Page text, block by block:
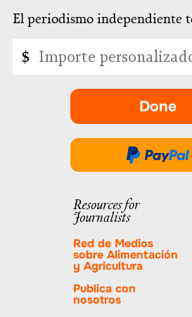
El periodismo independiente
personalizado
$
Done
-
abre
en
Done
Resources for
Journalists
Red de Medios
sobre Alimentación
y Agricultura
Publica con
nosotros